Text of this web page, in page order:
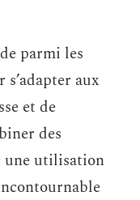
parmi les
aux
et de
des
une utilisation